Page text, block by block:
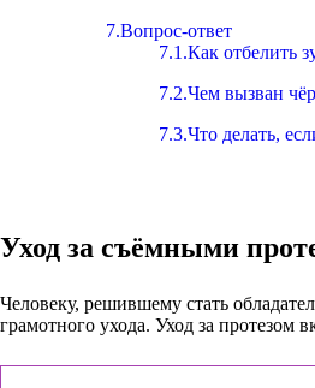
7.Вопрос-ответ
7.1.Как отбелить
7.2.Чем вызван
7.3.Что делать,
Уход за съёмными
Человеку, решившему стать
грамотного ухода. Уход за протезом